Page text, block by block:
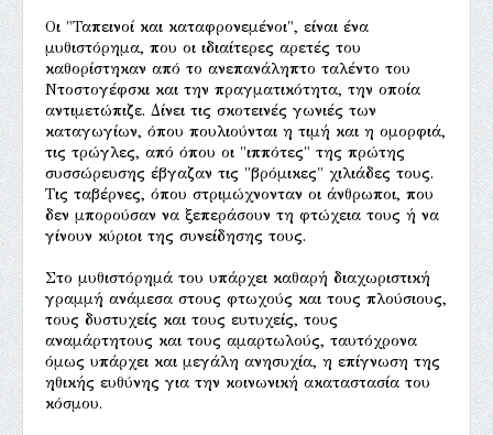
Οι "Ταπεινοί και καταφρονεμένοι", είναι ένα
μυθιστόρημα, που οι ιδιαίτερες αρετές του
καθορίστηκαν από το ανεπανάληπτο ταλέντο του
Ντοστογέφσκι και την πραγματικότητα, την οποία
αντιμετώπιζε. Δίνει τις σκοτεινές γωνιές των
καταγωγίων, όπου πουλιούνται η τιμή και η ομορφιά,
τις τρώγλες, από όπου οι "ιππότες" της πρώτης
συσσώρευσης έβγαζαν τις "βρόμικες" χιλιάδες τους.
Τις ταβέρνες, όπου στριμώχνονταν οι άνθρωποι, που
δεν μπορούσαν να ξεπεράσουν τη φτώχεια τους ή να
γίνουν κύριοι της συνείδησης τους.
Στο μυθιστόρημά του υπάρχει καθαρή διαχωριστική
γραμμή ανάμεσα στους φτωχούς και τους πλούσιους,
τους δυστυχείς και τους ευτυχείς, τους
αναμάρτητους και τους αμαρτωλούς, ταυτόχρονα
όμως υπάρχει και μεγάλη ανησυχία, η επίγνωση της
ηθικής ευθύνης για την κοινωνική ακαταστασία του
κόσμου.